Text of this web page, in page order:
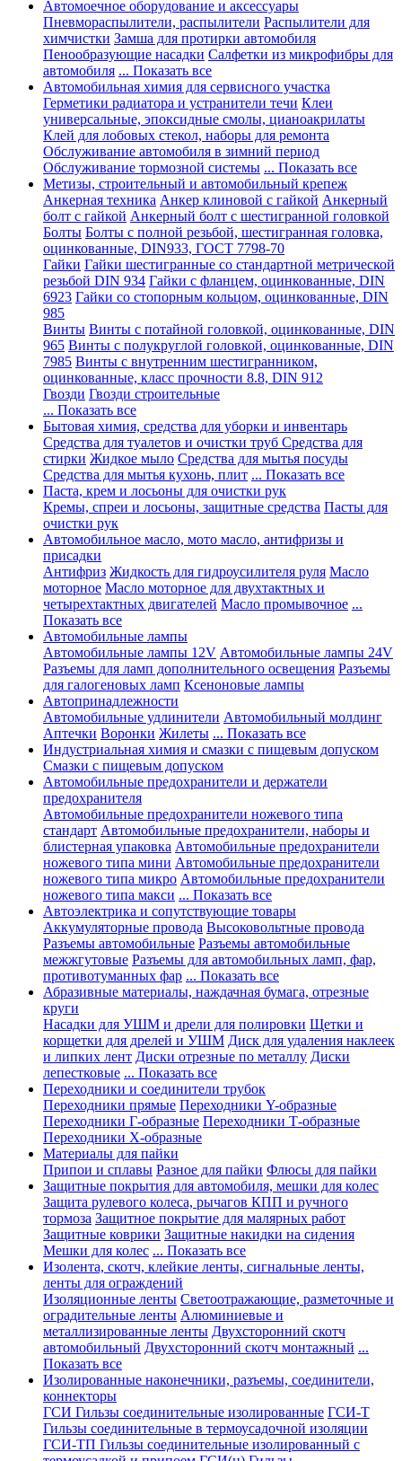
Автомоечное оборудование и аксессуары
Пневмораспылители, распылители Распылители для
химчистки Замша для протирки автомобиля
Пенообразующие насадки Салфетки из микрофибры для
автомобиля ... Показать все
Автомобильная химия для сервисного участка
Герметики радиатора и устранители течи Клеи
универсальные, эпоксидные смолы, цианоакрилаты
Клей для лобовых стекол, наборы для ремонта
Обслуживание автомобиля в зимний период
Обслуживание тормозной системы ... Показать все
Метизы, строительный и автомобильный крепеж
Анкерная техника Анкер клиновой с гайкой Анкерный
болт с гайкой Анкерный болт с шестигранной головкой
Болты Болты с полной резьбой, шестигранная головка,
оцинкованные, DIN933, ГОСТ 7798-70
Гайки Гайки шестигранные со стандартной метрической
резьбой DIN 934 Гайки с фланцем, оцинкованные, DIN
6923 Гайки со стопорным кольцом, оцинкованные, DIN
985
Винты Винты с потайной головкой, оцинкованные, DIN
965 Винты с полукруглой головкой, оцинкованные, DIN
7985 Винты с внутренним шестигранником,
оцинкованные, класс прочности 8.8, DIN 912
Гвозди Гвозди строительные
... Показать все
Бытовая химия, средства для уборки и инвентарь
Средства для туалетов и очистки труб Средства для
стирки Жидкое мыло Средства для мытья посуды
Средства для мытья кухонь, плит ... Показать все
Паста, крем и лосьоны для очистки рук
Кремы, спреи и лосьоны, защитные средства Пасты для
очистки рук
Автомобильное масло, мото масло, антифризы и
присадки
Антифриз Жидкость для гидроусилителя руля Масло
моторное Масло моторное для двухтактных и
четырехтактных двигателей Масло промывочное ...
Показать все
Автомобильные лампы
Автомобильные лампы 12V Автомобильные лампы 24V
Разъемы для ламп дополнительного освещения Разъемы
для галогеновых ламп Ксеноновые лампы
Автопринадлежности
Автомобильные удлинители Автомобильный молдинг
Аптечки Воронки Жилеты ... Показать все
Индустриальная химия и смазки с пищевым допуском
Смазки с пищевым допуском
Автомобильные предохранители и держатели
предохранителя
Автомобильные предохранители ножевого типа
стандарт Автомобильные предохранители, наборы и
блистерная упаковка Автомобильные предохранители
ножевого типа мини Автомобильные предохранители
ножевого типа микро Автомобильные предохранители
ножевого типа макси ... Показать все
Автоэлектрика и сопутствующие товары
Аккумуляторные провода Высоковольтные провода
Разъемы автомобильные Разъемы автомобильные
межжгутовые Разъемы для автомобильных ламп, фар,
противотуманных фар ... Показать все
Абразивные материалы, наждачная бумага, отрезные
круги
Насадки для УШМ и дрели для полировки Щетки и
корщетки для дрелей и УШМ Диск для удаления наклеек
и липких лент Диски отрезные по металлу Диски
лепестковые ... Показать все
Переходники и соединители трубок
Переходники прямые Переходники Y-образные
Переходники Г-образные Переходники Т-образные
Переходники Х-образные
Материалы для пайки
Припои и сплавы Разное для пайки Флюсы для пайки
Защитные покрытия для автомобиля, мешки для колес
Защита рулевого колеса, рычагов КПП и ручного
тормоза Защитное покрытие для малярных работ
Защитные коврики Защитные накидки на сидения
Мешки для колес ... Показать все
Изолента, скотч, клейкие ленты, сигнальные ленты,
ленты для ограждений
Изоляционные ленты Светоотражающие, разметочные и
оградительные ленты Алюминиевые и
металлизированные ленты Двухсторонний скотч
автомобильный Двухсторонний скотч монтажный ...
Показать все
Изолированные наконечники, разъемы, соединители,
коннекторы
ГСИ Гильзы соединительные изолированные ГСИ-Т
Гильзы соединительные в термоусадочной изоляции
ГСИ-ТП Гильзы соединительные изолированный с